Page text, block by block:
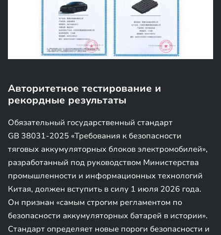
Авторитетное тестирование и
рекордные результаты
Обязательный государственный стандарт
GB 38031-2025 «Требования к безопасности
тяговых аккумуляторных блоков электромобилей»,
разработанный под руководством Министерства
промышленности и информационных технологий
Китая, должен вступить в силу 1 июля 2026 года.
Он признан «самым строгим регламентом по
безопасности аккумуляторных батарей в истории».
Стандарт определяет новые пороги безопасности и